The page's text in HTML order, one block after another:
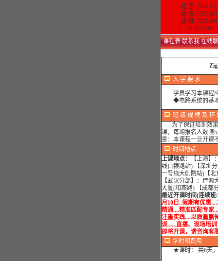
北 京
西 安
成 都
广 州
课程表 联系我 在线聊
入.学.要.求
学员学习本课程应
◆电路系统的基
班.级.规.模.及.环.
为了保证培训效果
课，每期报名人数限
意：本课程一旦开课
时间地点
上课地点：
【上海】
线白银路站) 【深圳
一号线大剧院站)【
【武汉分部】：佳
大厦(和燕路) 【成都
最近开课时间(连续班
月10日..假期有优惠
精通....精准匹配专家
注重实践....以质量赢
训......直播、现场培
即将开课，请咨询客
学时和费用
★课时： 共6天，